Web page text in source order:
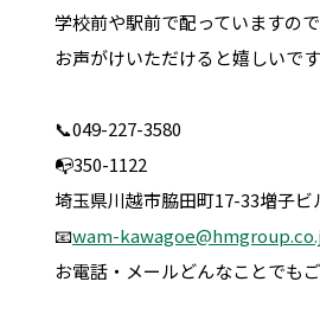
学校前や駅前で配っていますので
お声がけいただけると嬉しいで
📞049-227-3580
📭350-1122
埼玉県川越市脇田町17-33増子ビ
📧wam-
お電話・メールどんなことでも